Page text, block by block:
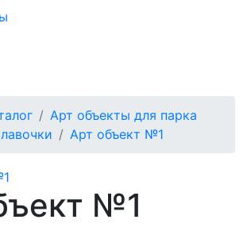
Арт объекты для парка
Арт объект №1
№1